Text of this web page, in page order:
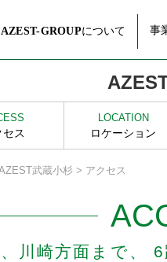
AZEST-GROUPについて 事
セス
LOCATION
ロケーション
武蔵小杉 > アクセス
川崎方面まで、